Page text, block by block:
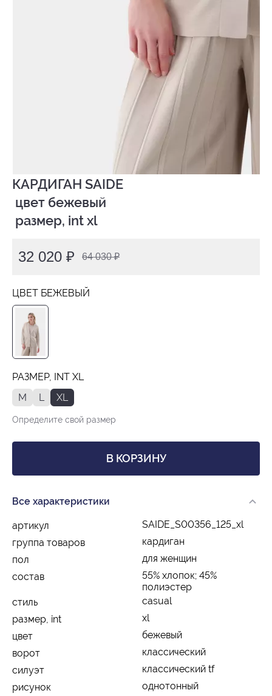
КАРДИГАН SAIDE
размер, int xl
32 020 ₽ 64 030 ₽
ЦВЕТ БЕЖЕВЫЙ
РАЗМЕР, INT XL
M
L XL
Определите свой размер
В КОРЗИНУ
Все характеристики
артикул
SAIDE_S00356_125_xl
группа товаров
кардиган
пол
для женщин
состав
55% хлопок; 45%
полиэстер
стиль
casual
размер, int
xl
цвет
бежевый
ворот
классический
силуэт
классический tf
рисунок
однотонный